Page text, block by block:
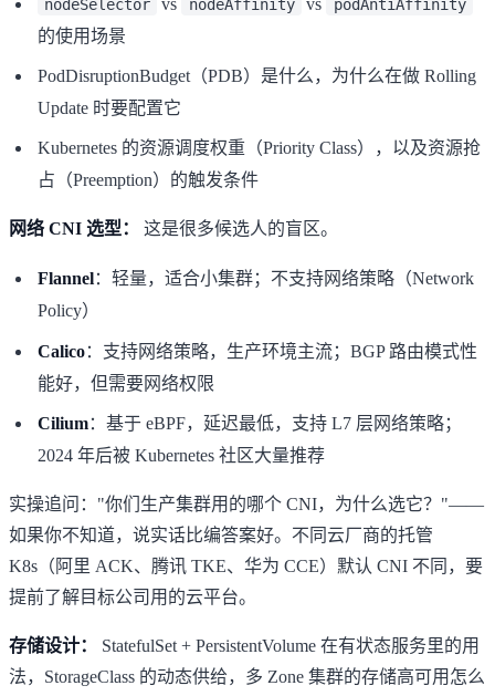
nodeSelector vs nodeAffinity vs podAntiAffinity
的使用场景
PodDisruptionBudget（PDB）是什么，为什么在做 Rolling
Update 时要配置它
Kubernetes 的资源调度权重（Priority Class），以及资源抢
占（Preemption）的触发条件
网络 CNI 选型： 这是很多候选人的盲区。
Flannel：轻量，适合小集群；不支持网络策略（Network
Policy）
Calico：支持网络策略，生产环境主流；BGP 路由模式性
能好，但需要网络权限
Cilium：基于 eBPF，延迟最低，支持 L7 层网络策略；
2024 年后被 Kubernetes 社区大量推荐
实操追问："你们生产集群用的哪个 CNI，为什么选它？"——
如果你不知道，说实话比编答案好。不同云厂商的托管
K8s（阿里 ACK、腾讯 TKE、华为 CCE）默认 CNI 不同，要
提前了解目标公司用的云平台。
存储设计：
StatefulSet + PersistentVolume 在有状态服务里的用
法，StorageClass 的动态供给，多 Zone 集群的存储高可用怎么